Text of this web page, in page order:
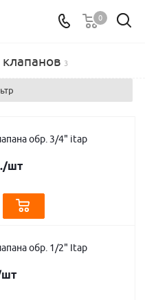
0
3
обр. 3/4" itap
/шт
обр. 1/2" Itap